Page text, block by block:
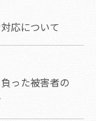
応について
った被害者の